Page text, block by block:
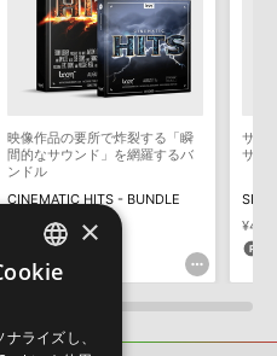
・返金はお受け付け致しかねます。
映像作品の要所で炸裂する「瞬
間的なサウンド」を網羅するバ
ンドル
CINEMATIC HITS - BUNDLE
¥45,881
1,376pt
サイ
サウ
ENGLISH
×
ライズし、